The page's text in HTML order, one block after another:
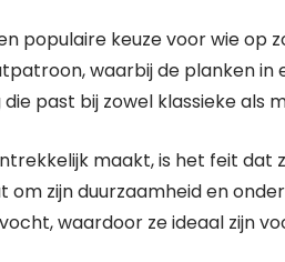
populaire keuze voor wie op
waarbij de planken
past bij zowel klassieke als
maakt, is het feit dat
zijn duurzaamheid en
waardoor ze ideaal zijn